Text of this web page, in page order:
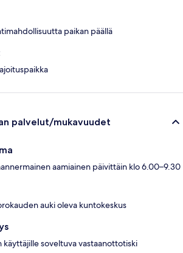
paikan päällä
palvelut/mukavuudet
aamiainen päivittäin klo 6.00–9.30
auki oleva kuntokeskus
käyttäjille soveltuva vastaanottotiski